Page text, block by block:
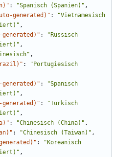
: "Spanisch (Spanien)" ,
generated)" :
"Vietnamesisch
,
generated)" :
"Russisch
,
,
:
"Portugiesisch
generated)" :
"Spanisch
,
:
"Türkisch
,
: "Chinesisch (China)" ,
: "Chinesisch (Taiwan)" ,
:
"Koreanisch
,